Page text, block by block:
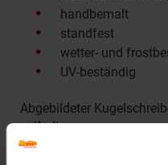
handbemalt
standfest
wetter- und
UV-beständig
Abgebildeter
enthalten.